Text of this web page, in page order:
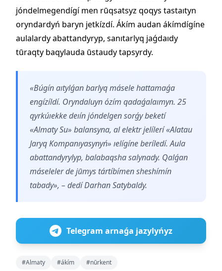
jóndelmegendígí men rūqsatsyz qoqys tastaıtyn
oryndardyń baryn jetkízdí. Ákím audan ákímdígíne
aulalardy abattandyryp, sanıtarlyq jaǵdaıdy
tūraqty baqylauda ūstaudy tapsyrdy.
«Búgín aıtylǵan barlyq másele hattamaǵa
engízíldí. Oryndaluyn ózím qadaǵalaımyn. 25
qyrkúıekke deıín jóndelgen sorǵy beketí
«Almaty Su» balansyna, al elektr jelílerí «Alatau
Jaryq Kompanıyasynyń» ıelígíne beríledí. Aula
abattandyrylyp, balabaqsha salynady. Qalǵan
máseleler de jūmys tártíbímen sheshímín
tabady», – dedí Darhan Satybaldy.
Telegram arnaǵa jazylyńyz
#Almaty #ákím #nūrkent